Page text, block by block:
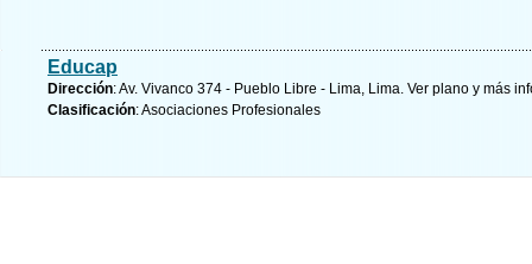
Educap
Dirección: Av. Vivanco 374 - Pueblo Libre - Lima, Lima. Ver plano y más
Clasificación: Asociaciones Profesionales